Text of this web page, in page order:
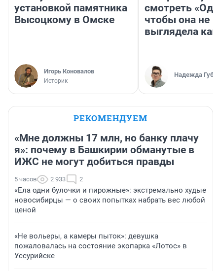
установкой памятника
Высоцкому в Омске
Игорь Коновалов
Историк
смотреть
чтобы она не
выглядела как
Надежда
РЕКОМЕНДУЕМ
«Мне должны 17 млн, но банку плачу
я»: почему в Башкирии обманутые в
ИЖС не могут добиться правды
5 часов 2 933 2
«Ела одни булочки и пирожные»: экстремально худые
новосибирцы — о своих попытках набрать вес любой
ценой
«Не вольеры, а камеры пыток»: девушка
пожаловалась на состояние экопарка «Лотос» в
Уссурийске